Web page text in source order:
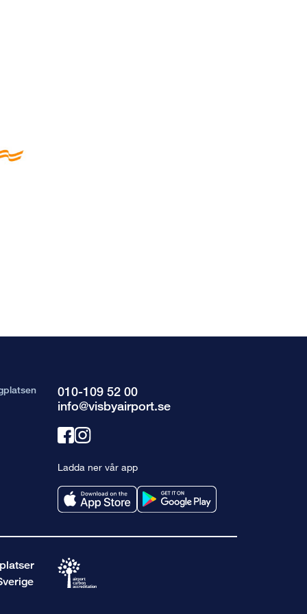
010-109 52 00
info@visbyairport.se
Länk
facebook
Länk
instagram
Ladda ner vår app